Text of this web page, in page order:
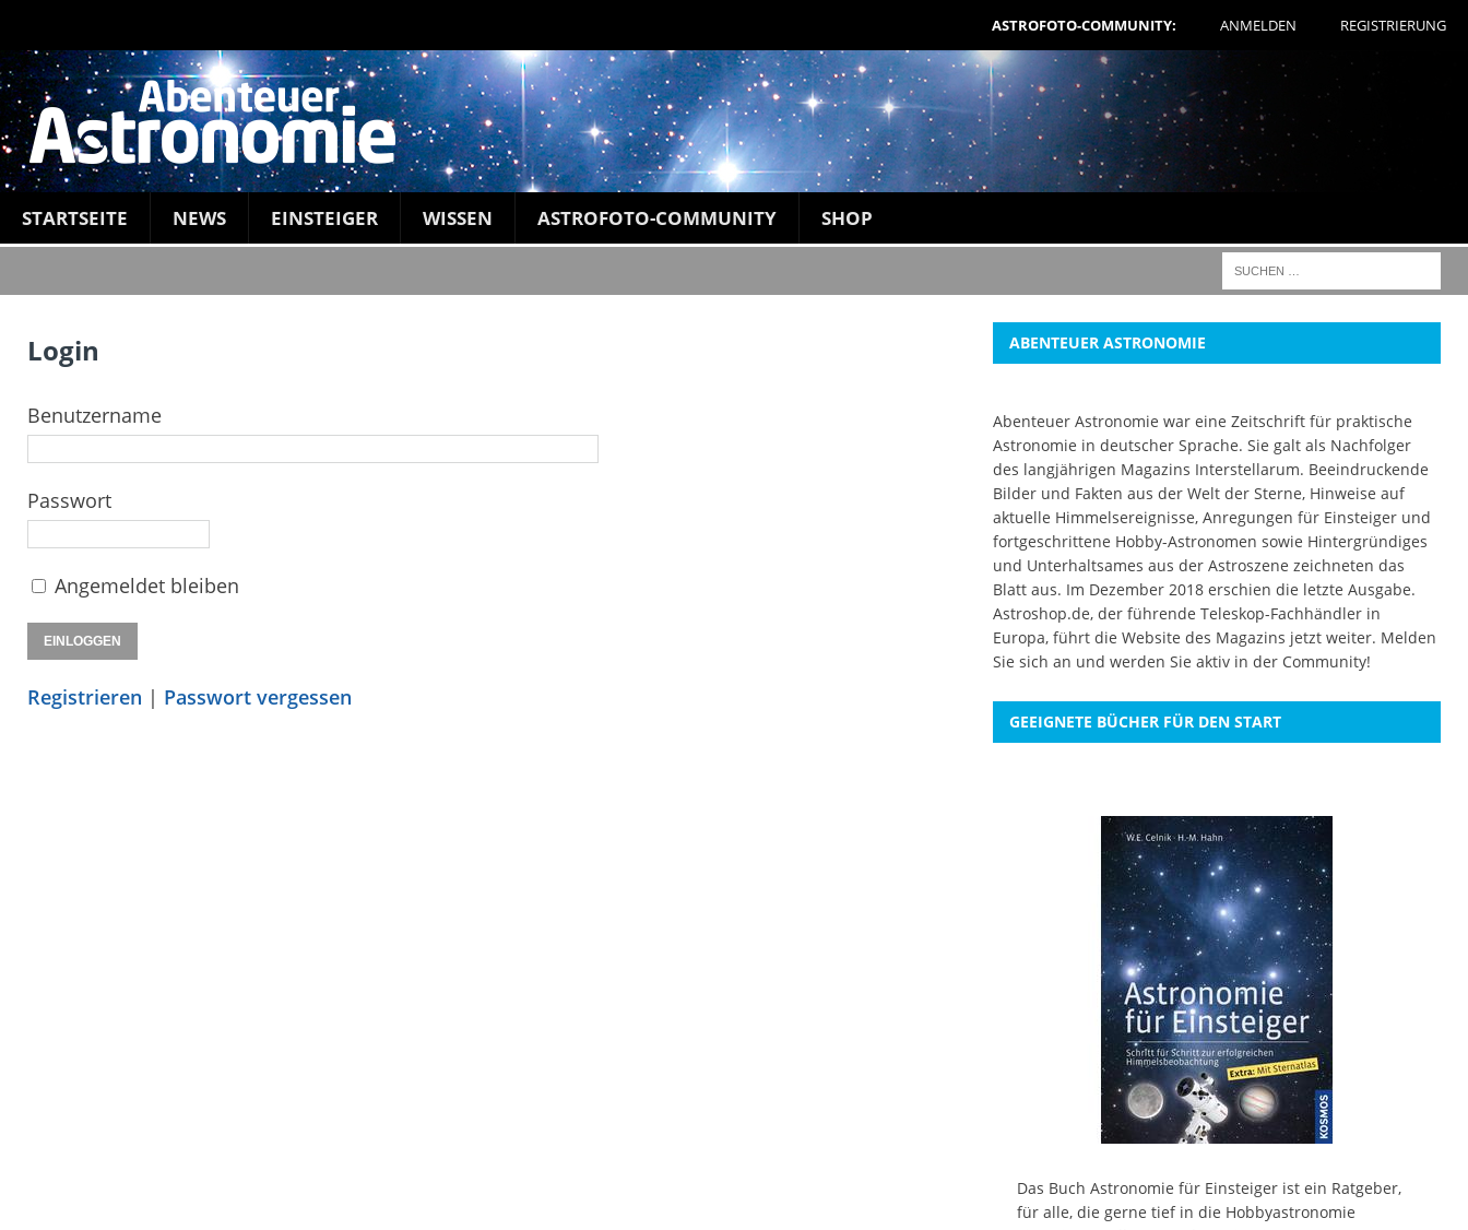
ASTROFOTO-COMMUNITY: ANMELDEN REGISTRIERUNG
STARTSEITE NEWS EINSTEIGER WISSEN ASTROFOTO-COMMUNITY SHOP
Login
Benutzername
Passwort
Angemeldet bleiben
Registrieren | Passwort vergessen
ABENTEUER ASTRONOMIE
Abenteuer Astronomie war eine Zeitschrift für praktische
Astronomie in deutscher Sprache. Sie galt als Nachfolger
des langjährigen Magazins Interstellarum. Beeindruckende
Bilder und Fakten aus der Welt der Sterne, Hinweise auf
aktuelle Himmelsereignisse, Anregungen für Einsteiger und
fortgeschrittene Hobby-Astronomen sowie Hintergründiges
und Unterhaltsames aus der Astroszene zeichneten das
Blatt aus. Im Dezember 2018 erschien die letzte Ausgabe.
Astroshop.de, der führende Teleskop-Fachhändler in
Europa, führt die Website des Magazins jetzt weiter. Melden
Sie sich an und werden Sie aktiv in der Community!
GEEIGNETE BÜCHER FÜR DEN START
Das Buch Astronomie für Einsteiger ist ein Ratgeber,
für alle, die gerne tief in die Hobbyastronomie